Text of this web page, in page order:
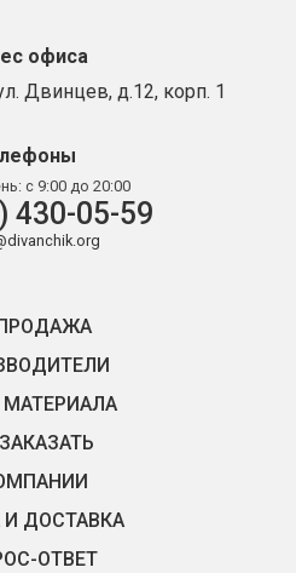
офиса
Двинцев, д.12, корп. 1
с 9:00 до 20:00
430-05-59
И ДОСТАВКА
ОТВЕТ